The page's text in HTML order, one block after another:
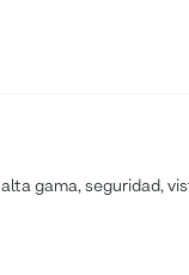
gama, seguridad,